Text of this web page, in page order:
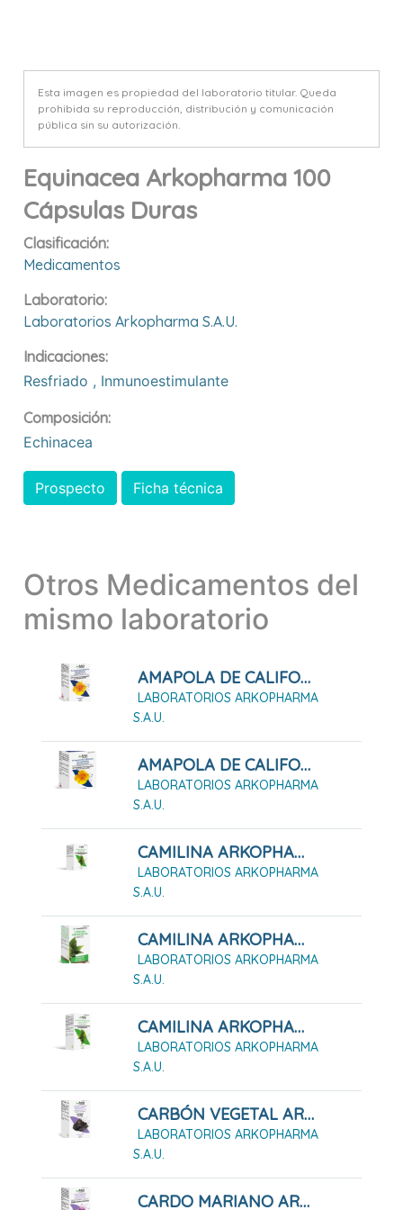
Esta imagen es propiedad del laboratorio titular. Queda
prohibida su reproducción, distribución y comunicación
pública sin su autorización.
Equinacea Arkopharma 100
Cápsulas Duras
Clasificación:
Medicamentos
Laboratorio:
Laboratorios Arkopharma S.a.u.
Indicaciones:
Resfriado , Inmunoestimulante
Composición:
Echinacea
Prospecto Ficha técnica
Otros Medicamentos del
mismo laboratorio
AMAPOLA DE CALIFORNIA ARKOPHARMA 45 Cápsulas Duras
LABORATORIOS ARKOPHARMA
S.A.U.
AMAPOLA DE CALIFORNIA ARKOPHARMA 84 Cápsula Duras
LABORATORIOS ARKOPHARMA
S.A.U.
CAMILINA ARKOPHARMA 100 CÁPSULAS DURAS
LABORATORIOS ARKOPHARMA
S.A.U.
CAMILINA ARKOPHARMA 200 CÁPSULAS DURAS
LABORATORIOS ARKOPHARMA
S.A.U.
CAMILINA ARKOPHARMA 50 CÁPSULAS DURAS
LABORATORIOS ARKOPHARMA
S.A.U.
CARBÓN VEGETAL ARKOPHARMA 45 Cápsulas Duras
LABORATORIOS ARKOPHARMA
S.A.U.
CARDO MARIANO ARKOPHARMA 45 CÁPSULAS DURAS